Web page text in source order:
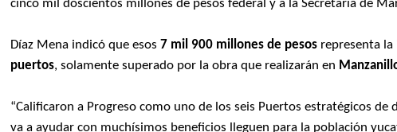
cinco mil doscientos millones de pesos federal y a la Secretaría de
Díaz Mena indicó que esos7 mil 900 millones de pesos representa
puertos, solamente superado por la obra que realizarán en
“Calificaron a Progreso como uno de los seis Puertos estratégicos
va a ayudar con muchísimos beneficios lleguen para la población